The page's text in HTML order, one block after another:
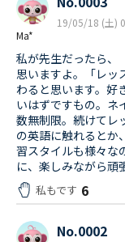
Ma*
19/05/18 (土)
私が先生だったら、
思いますよ。「レッ
わると思います。好
いはずですもの。ネ
数無制限。続けてレ
の英語に触れるとか
習スタイルも様々な
に、楽しみながら頑
私もです 6
No.0002